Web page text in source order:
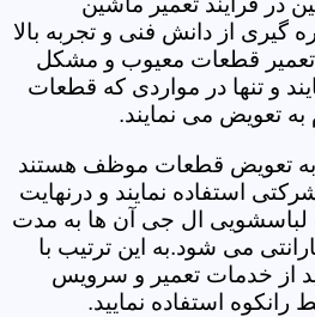
گیری از دانش فنی و تجربه بالا
تعمیر قطعات معیوب و مشکل
و تنها در مواردی که قطعات
به تعویض می نمایند.
به تعویض قطعات موظف هستند
استفاده نمایند و درنهایت
لباسشویی ال جی آن ها به مدت
می شود.به این ترتیب با
از خدمات تعمیر و سرویس
استفاده نمایید.